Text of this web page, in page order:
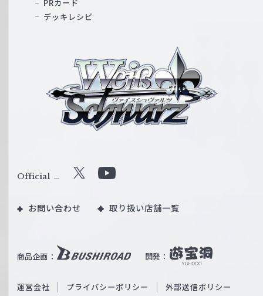
ス
ル
W
ß
c
PRカード
デッキレシピ
商品企画： 開発：
Official X
u
b
O
お問い合わせ 取り扱い店舗一覧
運営会社 プライバシーポリシー 外部送信ポリシー